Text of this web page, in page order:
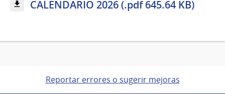
CALENDARIO 2026 (.pdf 645.64 KB)
Reportar errores o sugerir mejoras